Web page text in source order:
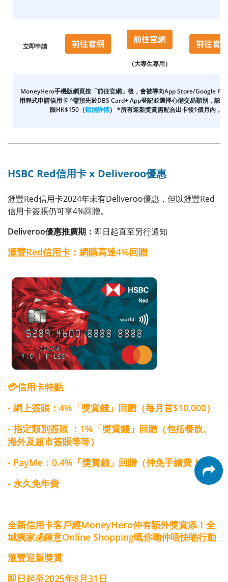
立即申請
（大專生專用）
MoneyHero手機版網頁按「前往官網」後，會被導向App Store/Google
用程式申請信用卡 ^需預先於DBS Card+ App登記並選擇心備交易類別，該
限HK$150（類別詳情） *所有迎新獎賞需配合出卡後1個月內，
HSBC Red信用卡 x Deliveroo優惠
滙豐Red信用卡2024年未有Deliveroo優惠，但以滙豐Red
信用卡簽賬仍可享4%回贈。
Deliveroo優惠推廣期： 即日起直至另行通知
滙豐Red信用卡 ：網購高達4%回贈
💳信用卡特點
- 網上簽賬：4%「獎賞錢」回贈（每月首$10,000）
- 指定類別簽賬 ：1%「獎賞錢」回贈（包括餐飲、
海外及超市簽賬等等）
- PayMe：0.4%「獎賞錢」回贈（仲免手續費！ ）
- 永久免年費
全新信用卡客戶經MoneyHero仲有額外獎賞添！全
城獨家💰鍾意Online Shopping嘅你哋仲唔快啲行動
滙豐迎新獎賞
即日起至2025年8月31日